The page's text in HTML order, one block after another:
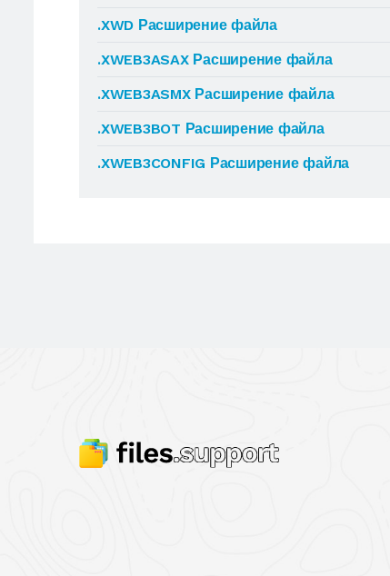
.XWD Расширение файла
.XWEB3ASAX Расширение файла
.XWEB3ASMX Расширение файла
.XWEB3BOT Расширение файла
.XWEB3CONFIG Расширение файла